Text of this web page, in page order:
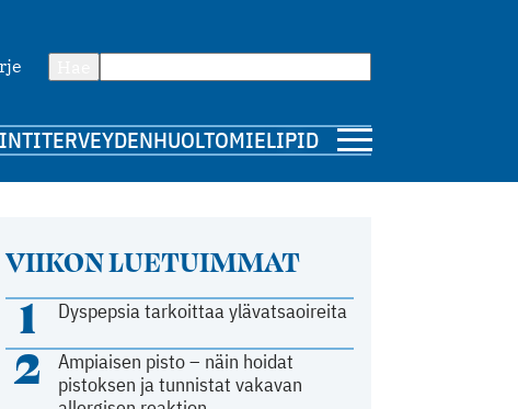
TERVEYDENHUOLTOMIELIPIDE
VIIKON LUETUIMMAT
1 Dyspepsia tarkoittaa ylävatsaoireita
2
Ampiaisen pisto – näin hoidat
pistoksen ja tunnistat vakavan